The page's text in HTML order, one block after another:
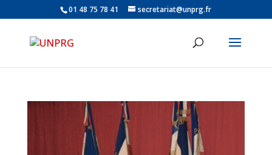
01 48 75 78 41 secretariat@unprg.fr